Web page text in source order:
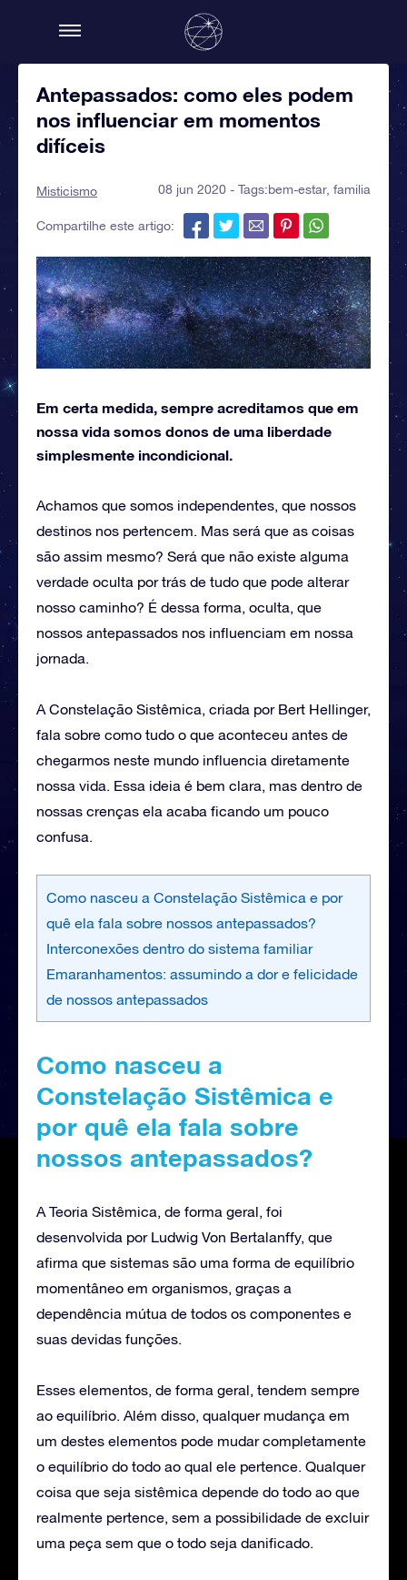
Antepassados: como eles podem
nos influenciar em momentos
difíceis
Misticismo 08 jun 2020 - Tags:bem-estar, familia
Compartilhe este artigo:
Em certa medida, sempre acreditamos que em
nossa vida somos donos de uma liberdade
simplesmente incondicional.
Achamos que somos independentes, que nossos
destinos nos pertencem. Mas será que as coisas
são assim mesmo? Será que não existe alguma
verdade oculta por trás de tudo que pode alterar
nosso caminho? É dessa forma, oculta, que
nossos antepassados nos influenciam em nossa
jornada.
A Constelação Sistêmica, criada por Bert Hellinger,
fala sobre como tudo o que aconteceu antes de
chegarmos neste mundo influencia diretamente
nossa vida. Essa ideia é bem clara, mas dentro de
nossas crenças ela acaba ficando um pouco
confusa.
Como nasceu a Constelação Sistêmica e por
quê ela fala sobre nossos antepassados?
Interconexões dentro do sistema familiar
Emaranhamentos: assumindo a dor e felicidade
de nossos antepassados
Como nasceu a
Constelação Sistêmica e
por quê ela fala sobre
nossos antepassados?
A Teoria Sistêmica, de forma geral, foi
desenvolvida por Ludwig Von Bertalanffy, que
afirma que sistemas são uma forma de equilíbrio
momentâneo em organismos, graças a
dependência mútua de todos os componentes e
suas devidas funções.
Esses elementos, de forma geral, tendem sempre
ao equilíbrio. Além disso, qualquer mudança em
um destes elementos pode mudar completamente
o equilíbrio do todo ao qual ele pertence. Qualquer
coisa que seja sistêmica depende do todo ao que
realmente pertence, sem a possibilidade de excluir
uma peça sem que o todo seja danificado.